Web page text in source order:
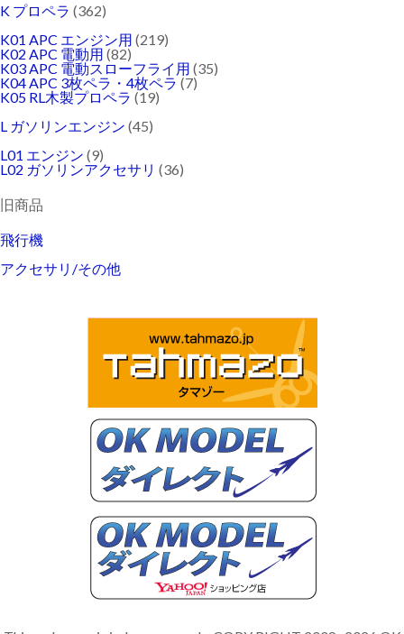
K プロペラ (362)
K01 APC エンジン用 (219)
K02 APC 電動用 (82)
K03 APC 電動スローフライ用 (35)
K04 APC 3枚ペラ・4枚ペラ (7)
K05 RL木製プロペラ (19)
L ガソリンエンジン (45)
L01 エンジン (9)
L02 ガソリンアクセサリ (36)
旧商品
飛行機
アクセサリ/その他